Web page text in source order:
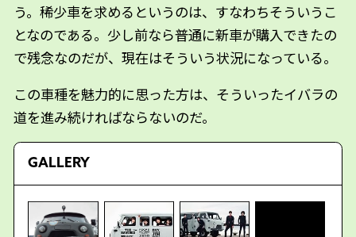
う。稀少車を求めるというのは、すなわちそういうこ
となのである。少し前なら普通に新車が購入できたの
で残念なのだが、現在はそういう状況になっている。
この車種を魅力的に思った方は、そういったイバラの
道を進み続ければならないのだ。
GALLERY